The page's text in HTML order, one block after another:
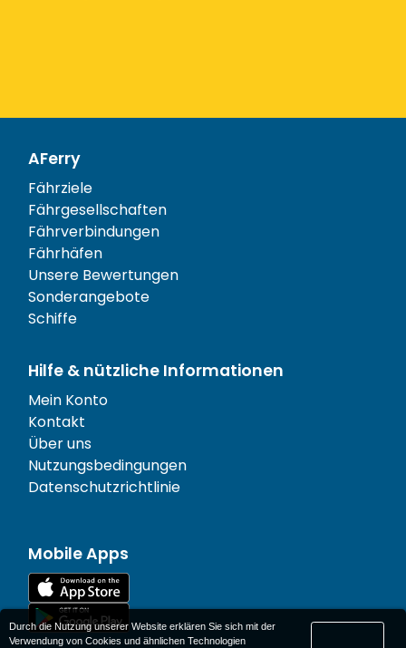
AFerry
Fährziele
Fährgesellschaften
Fährverbindungen
Fährhäfen
Unsere Bewertungen
Sonderangebote
Schiffe
Hilfe & nützliche Informationen
Mein Konto
Kontakt
Über uns
Nutzungsbedingungen
Datenschutzrichtlinie
Mobile Apps
Durch die Nutzung unserer Website erklären Sie sich mit der
Verwendung von Cookies und ähnlichen Technologien